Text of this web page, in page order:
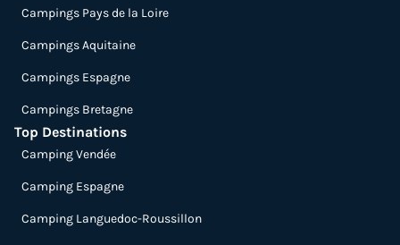
Campings Pays de la Loire
Campings Aquitaine
Campings Espagne
Campings Bretagne
Top Destinations
Camping Vendée
Camping Espagne
Camping Languedoc-Roussillon